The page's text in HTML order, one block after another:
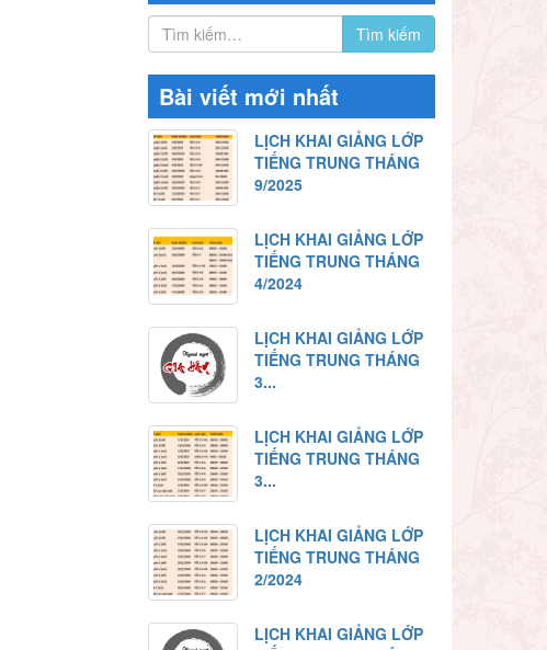
Bài viết mới nhất
LỊCH KHAI GIẢNG LỚP
TIẾNG TRUNG THÁNG
9/2025
LỊCH KHAI GIẢNG LỚP
TIẾNG TRUNG THÁNG
4/2024
LỊCH KHAI GIẢNG LỚP
TIẾNG TRUNG THÁNG
3...
LỊCH KHAI GIẢNG LỚP
TIẾNG TRUNG THÁNG
3...
LỊCH KHAI GIẢNG LỚP
TIẾNG TRUNG THÁNG
2/2024
LỊCH KHAI GIẢNG LỚP